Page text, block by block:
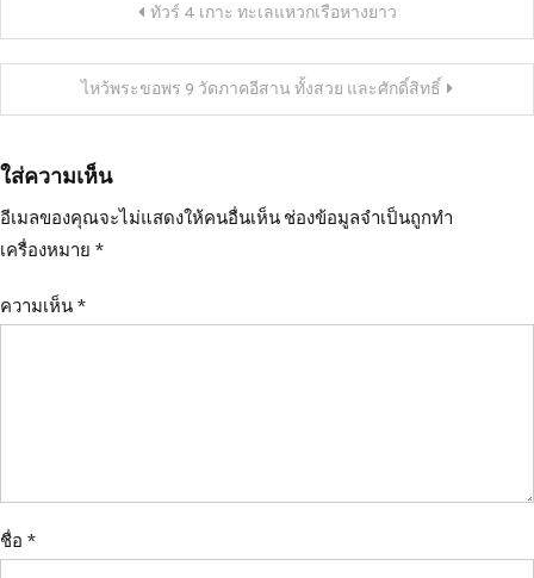
เรื่อง
ทัวร์ 4 เกาะ ทะเลแหวกเรือหางยาว
ไหว้พระขอพร 9 วัดภาคอีสาน ทั้งสวย และศักดิ์สิทธิ์
ใส่ความเห็น
อีเมลของคุณจะไม่แสดงให้คนอื่นเห็น ช่องข้อมูลจำเป็นถูกทำ
เครื่องหมาย *
ความเห็น *
ชื่อ *